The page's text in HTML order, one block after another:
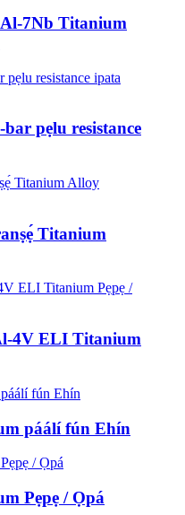
7Nb Titanium
pẹlu resistance
Titanium
4V ELI Titanium
páálí fún Ehín
Pẹpẹ / Ọpá